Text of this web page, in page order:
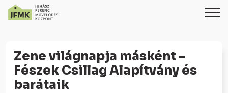
Content
navigációhoz
Zene világnapja másként –
Fészek Csillag Alapítvány és
barátaik